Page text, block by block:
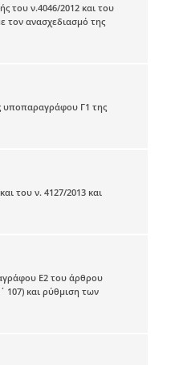
του ν.4046/2012 και του
τον ανασχεδιασμό της
υποπαραγράφου Γ1 της
του ν. 4127/2013 και
Ε2 του άρθρου
και ρύθμιση των